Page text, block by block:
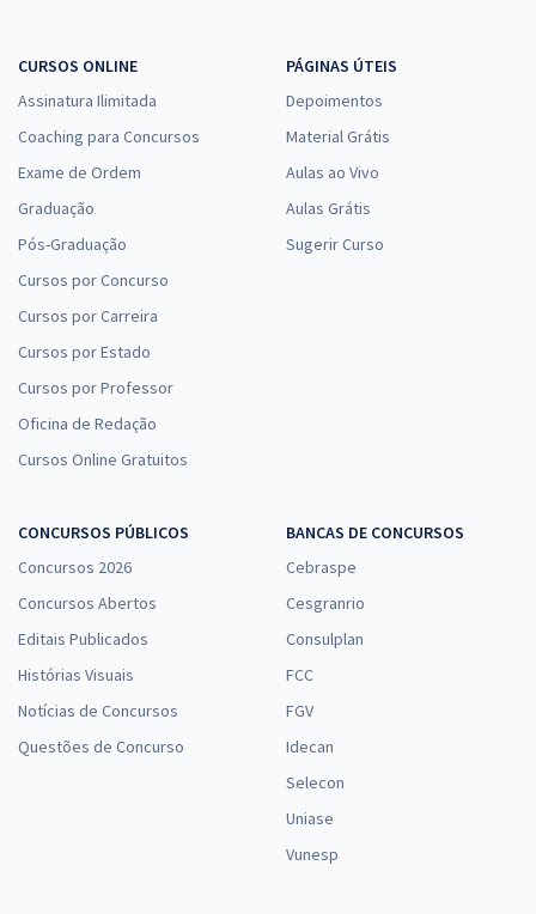
CURSOS ONLINE
Assinatura Ilimitada
Coaching para Concursos
Exame de Ordem
Graduação
Pós-Graduação
Cursos por Concurso
Cursos por Carreira
Cursos por Estado
Cursos por Professor
Oficina de Redação
Cursos Online Gratuitos
PÁGINAS ÚTEIS
Depoimentos
Material Grátis
Aulas ao Vivo
Aulas Grátis
Sugerir Curso
CONCURSOS PÚBLICOS
Concursos 2026
Concursos Abertos
Editais Publicados
Histórias Visuais
Notícias de Concursos
Questões de Concurso
BANCAS DE CONCURSOS
Cebraspe
Cesgranrio
Consulplan
FCC
FGV
Idecan
Selecon
Uniase
Vunesp